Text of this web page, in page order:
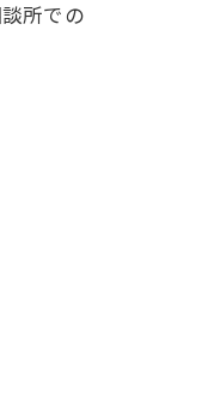
所での